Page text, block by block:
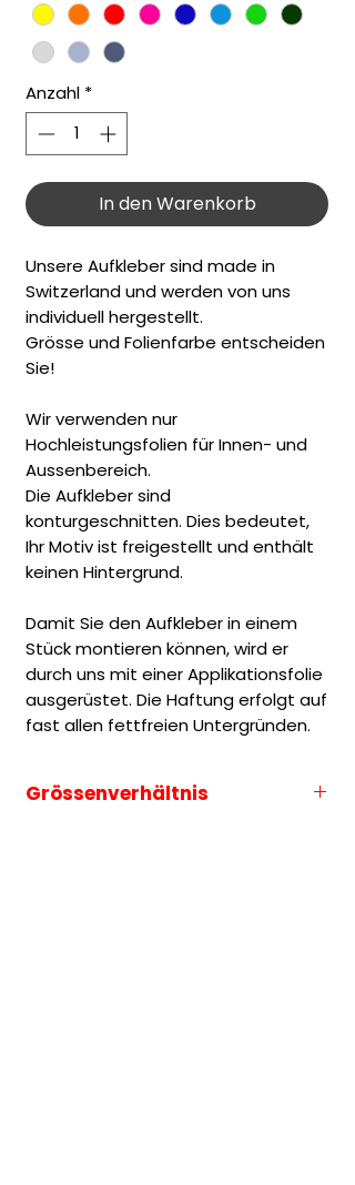
Anzahl *
In den Warenkorb
Unsere Aufkleber sind made in
Switzerland und werden von uns
individuell hergestellt.
Grösse und Folienfarbe entscheiden
Sie!
Wir verwenden nur
Hochleistungsfolien für Innen- und
Aussenbereich.
Die Aufkleber sind
konturgeschnitten. Dies bedeutet,
Ihr Motiv ist freigestellt und enthält
keinen Hintergrund.
Damit Sie den Aufkleber in einem
Stück montieren können, wird er
durch uns mit einer Applikationsfolie
ausgerüstet. Die Haftung erfolgt auf
fast allen fettfreien Untergründen.
Grössenverhältnis